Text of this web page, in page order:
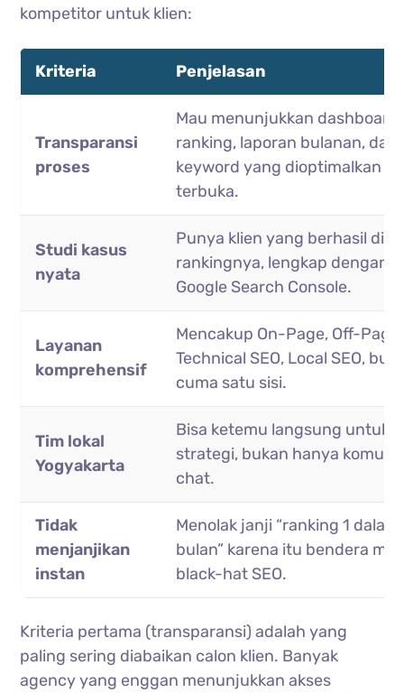
kompetitor untuk klien:
Kriteria Penjelasan
Transparansi
proses
Mau menunjukkan dashboard
ranking, laporan bulanan, dan
keyword yang dioptimalkan
terbuka.
Studi kasus
nyata
Punya klien yang berhasil
rankingnya, lengkap dengan
Google Search Console.
Layanan
komprehensif
Mencakup On-Page, Off-Page,
Technical SEO, Local SEO,
cuma satu sisi.
Tim lokal
Yogyakarta
Bisa ketemu langsung untuk
strategi, bukan hanya
chat.
Tidak
menjanjikan
instan
Menolak janji “ranking 1 dalam
bulan” karena itu bendera
black-hat SEO.
Kriteria pertama (transparansi) adalah yang
paling sering diabaikan calon klien. Banyak
agency yang enggan menunjukkan akses